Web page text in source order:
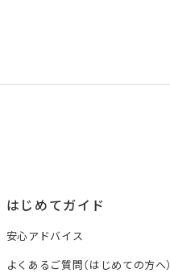
はじめてガイド
安心アドバイス
よくあるご質問（はじめての方へ）